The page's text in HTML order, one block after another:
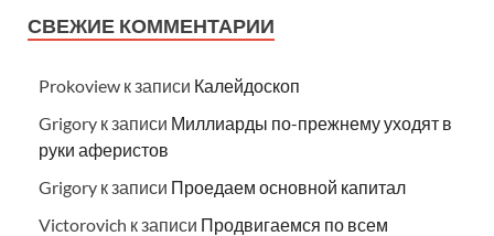
СВЕЖИЕ КОММЕНТАРИИ
Prokoview к записи Калейдоскоп
Grigory к записи Миллиарды по-прежнему уходят в
руки аферистов
Grigory к записи Проедаем основной капитал
Victorovich к записи Продвигаемся по всем